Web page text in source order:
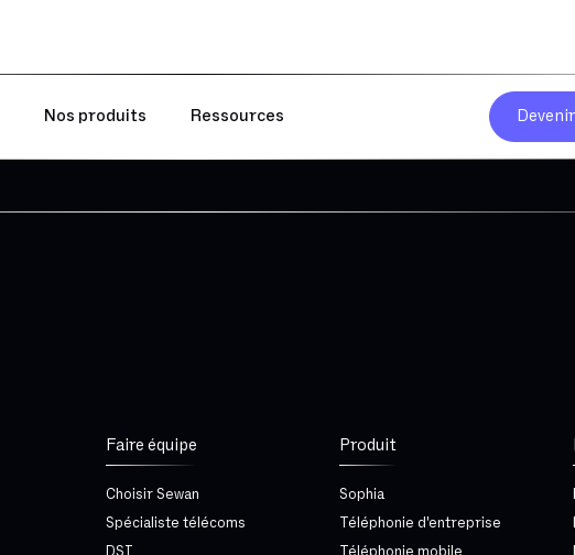
Nos produits Ressources
Faire équipe
Choisir Sewan
Spécialiste télécoms
DSI
Produit
Sophia
Téléphonie d'entreprise
Téléphonie mobile